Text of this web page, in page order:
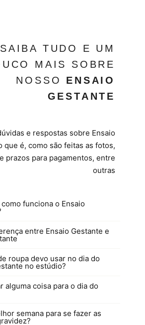
SAIBA TUDO E UM
MAIS SOBRE
NOSSO ENSAIO
GESTANTE
e respostas sobre Ensaio
que é, como são feitas as fotos,
prazos para pagamentos, entre
outras
funciona o Ensaio
entre Ensaio Gestante e
roupa devo usar no dia do
no estúdio?
alguma coisa para o dia do
semana para se fazer as